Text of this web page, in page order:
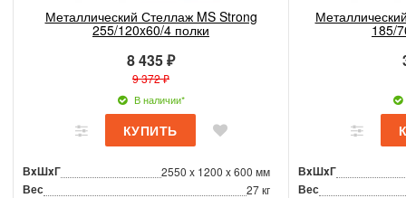
Металлический Стеллаж MS Strong
255/120x60/4 полки
8 435 ₽
9 372 ₽
В наличии*
ВxШxГ 2550 x 1200 x 600 мм
Вес 27 кг
185/
ВxШxГ
Вес